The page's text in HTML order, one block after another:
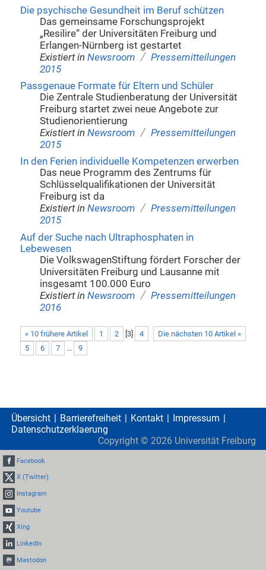
Die psychische Gesundheit im Beruf schützen
Das gemeinsame Forschungsprojekt
„Resilire“ der Universitäten Freiburg und
Erlangen-Nürnberg ist gestartet
Existiert in Newsroom / Pressemitteilungen
2015
Passgenaue Formate für Eltern und Schüler
Die Zentrale Studienberatung der Universität
Freiburg startet zwei neue Angebote zur
Studienorientierung
Existiert in Newsroom / Pressemitteilungen
2015
In den Ferien individuelle Kompetenzen erwerben
Das neue Programm des Zentrums für
Schlüsselqualifikationen der Universität
Freiburg ist da
Existiert in Newsroom / Pressemitteilungen
2015
Auf der Suche nach Ultraphosphaten in
Lebewesen
Die VolkswagenStiftung fördert Forscher der
Universitäten Freiburg und Lausanne mit
insgesamt 100.000 Euro
Existiert in Newsroom / Pressemitteilungen
2016
« 10 frühere Artikel Die nächsten 10 Artikel »
1 2 3]
4
5
6 7 ... 9
Übersicht Barrierefreiheit Kontakt
Impressum
Datenschutzerklaerung
Copyright © 2026 Universität Freiburg
Facebook
X (Twitter)
Instagram
Youtube
Xing
LinkedIn
Mastodon